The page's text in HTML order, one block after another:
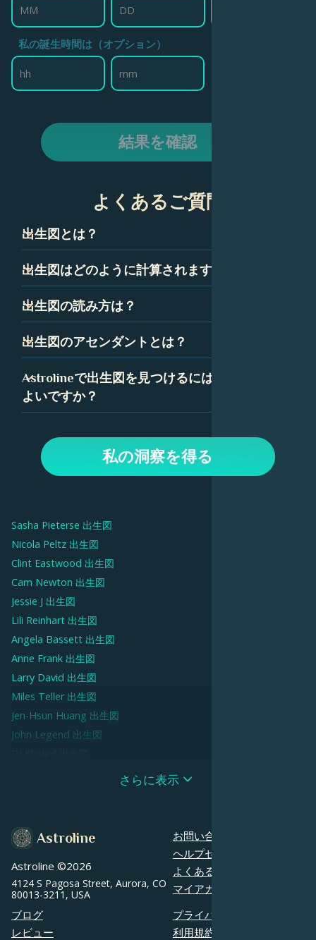
私の誕生時間は（オプション）
結果を確認
よくあるご質問
出生図とは？
出生図は、ネイタルチャートとも呼ばれ、技術的には、あ
なたが生まれた瞬間の空のスナップショットです。星座、
これらの記号の組み合わせは、あなたの性格と人生の道に
ついて多くを語っています。
出生図はどのように計算されますか？
出生図は、あなたが生まれた正確な時間、日付、場所に基
づいて計算されます。出生図の精度を確保するために、時
出生図の読み方は？
出生図を読むことは最初は気が遠くなるように思えるかも
しれませんが、いくつかの簡単な要素に分解できます。惑
っており、Astrolineでは、各要素の詳細な解釈を見つける
ことができます。
出生図のアセンダントとは？
アセンダント、つまり上昇宮は、あなたが生まれたときに
東の地平線上に昇っていた星座です。あなたの出生図で
は、アセンダントはあなたの人生に対する態度と、あなた
Astrolineで出生図を見つけるにはどうすれば
よいですか？
成します。次に、「出生図」タブに移動して、チャートと
解釈を表示します。上部のオプションを使用して、惑星、
ハウス、毎日の通過など、チャートのさまざまな側面を調
私の洞察を得る
Sasha Pieterse 出生図
Nicola Peltz 出生図
Clint Eastwood 出生図
Cam Newton 出生図
Jessie J 出生図
Lili Reinhart 出生図
Angela Bassett 出生図
Anne Frank 出生図
Larry David 出生図
Miles Teller 出生図
Jen-Hsun Huang 出生図
John Legend 出生図
出生図
Jenna Dewan
Alexander Skarsgård
Robert Plant 出生図
Joe Keery 出生図
Rob Lowe
さらに表示
Astroline
Astroline ©2026
4124 S Pagosa Street, Aurora, CO
80013-3211, USA
お問い合わせ
ヘルプセンター
よくあるご質問
マイアカウント
ブログ
レビュー
プライバシーポリシー
利用規約